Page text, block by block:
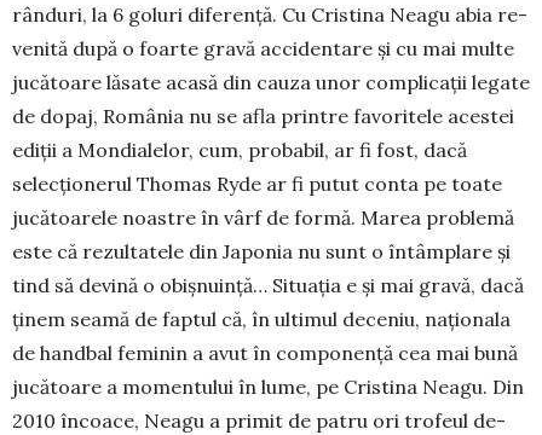
rân­duri, la 6 goluri dife­ren­ță. Cu Cristina Neagu abia re­
ve­nită după o foarte gravă accidentare și cu mai multe
jucătoare lăsate acasă din cauza unor complicații legate
de dopaj, Româ­nia nu se afla printre favoritele aces­tei
ediții a Mondialelor, cum, pro­babil, ar fi fost, dacă
selecționerul Thomas Ryde ar fi putut conta pe toate
jucătoarele noastre în vârf de formă. Marea problemă
este că re­zultatele din Japonia nu sunt o întâm­plare și
tind să devină o obișnuință… Situația e și mai gravă, dacă
ținem seamă de faptul că, în ultimul deceniu, națio­na­la
de handbal fe­minin a avut în com­po­nență cea mai bună
jucătoare a momen­tului în lume, pe Cristina Neagu. Din
2010 încoace, Neagu a primit de patru ori trofeul de­